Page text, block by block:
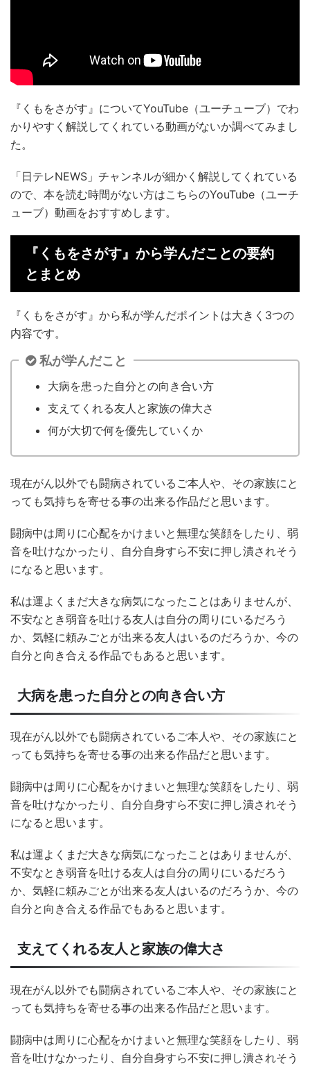
『くもをさがす』についてYouTube（ユーチューブ）でわ
かりやすく解説してくれている動画がないか調べてみまし
た。
「日テレNEWS」チャンネルが細かく解説してくれている
ので、本を読む時間がない方はこちらのYouTube（ユーチ
ューブ）動画をおすすめします。
『くもをさがす』から学んだことの要約
とまとめ
『くもをさがす』から私が学んだポイントは大きく3つの
内容です。
私が学んだこと
大病を患った自分との向き合い方
支えてくれる友人と家族の偉大さ
何が大切で何を優先していくか
現在がん以外でも闘病されているご本人や、その家族にと
っても気持ちを寄せる事の出来る作品だと思います。
闘病中は周りに心配をかけまいと無理な笑顔をしたり、弱
音を吐けなかったり、自分自身すら不安に押し潰されそう
になると思います。
私は運よくまだ大きな病気になったことはありませんが、
不安なとき弱音を吐ける友人は自分の周りにいるだろう
か、気軽に頼みごとが出来る友人はいるのだろうか、今の
自分と向き合える作品でもあると思います。
大病を患った自分との向き合い方
現在がん以外でも闘病されているご本人や、その家族にと
っても気持ちを寄せる事の出来る作品だと思います。
闘病中は周りに心配をかけまいと無理な笑顔をしたり、弱
音を吐けなかったり、自分自身すら不安に押し潰されそう
になると思います。
私は運よくまだ大きな病気になったことはありませんが、
不安なとき弱音を吐ける友人は自分の周りにいるだろう
か、気軽に頼みごとが出来る友人はいるのだろうか、今の
自分と向き合える作品でもあると思います。
支えてくれる友人と家族の偉大さ
現在がん以外でも闘病されているご本人や、その家族にと
っても気持ちを寄せる事の出来る作品だと思います。
闘病中は周りに心配をかけまいと無理な笑顔をしたり、弱
音を吐けなかったり、自分自身すら不安に押し潰されそう